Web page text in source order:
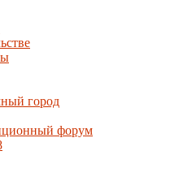
город
форум